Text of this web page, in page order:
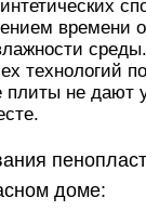
времени
технологий
плиты не дают
доме: